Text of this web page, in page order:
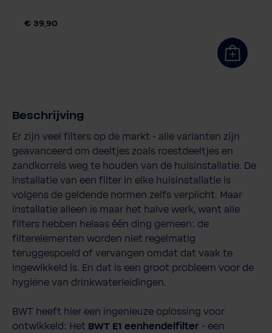
€ 39,90
Beschrijving
Er zijn veel filters op de markt - alle varianten zijn
geavanceerd om deeltjes zoals roestdeeltjes en
zandkorrels weg te houden van de huisinstallatie. De
installatie van een filter in elke huisinstallatie is
volgens de geldende normen zelfs verplicht. Maar
installatie alleen is maar het halve werk, want alle
filters hebben helaas één ding gemeen: de
filterelementen worden niet regelmatig
teruggespoeld of vervangen omdat dat vaak te
ingewikkeld is. En dat is een groot probleem voor de
hygiëne van drinkwaterleidingen.
BWT heeft hier een ingenieuze oplossing voor
ontwikkeld: Het BWT E1 eenhendelfilter - een